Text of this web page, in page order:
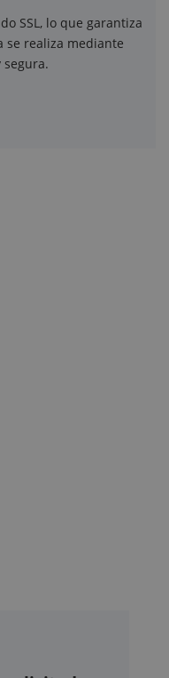
SSL, lo que garantiza
realiza mediante
segura.